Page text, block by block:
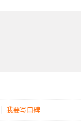
我要写口碑